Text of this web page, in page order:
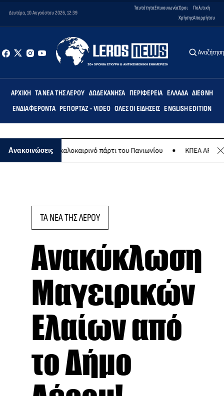
Δευτέρα, 10 Αυγούστου 2026, 12:39
ΤαυτότηταΕπικοινωνίαΌροι
Χρήσης
Πολιτική
Απορρήτου
Αναζήτηση
ΑΡΧΙΚΉ ΤΑ ΝΈΑ ΤΗΣ ΛΈΡΟΥ ΔΩΔΕΚΆΝΗΣΑ ΠΕΡΙΦΈΡΕΙΑ ΕΛΛΆΔΑ ΔΙΕΘΝΉ
ΕΝΔΙΑΦΈΡΟΝΤΑ ΡΕΠΟΡΤΆΖ - VIDEO ΌΛΕΣ ΟΙ ΕΙΔΉΣΕΙΣ ENGLISH EDITION
Ανακοινώσειςτο καλοκαιρινό πάρτι του Πανιωνίου ΚΠΕΑ ΑΡΤΕΜΙΣ:
ΤΑ ΝΕΑ ΤΗΣ ΛΕΡΟΥ
Ανακύκλωση
Μαγειρικών
Ελαίων από
το Δήμο